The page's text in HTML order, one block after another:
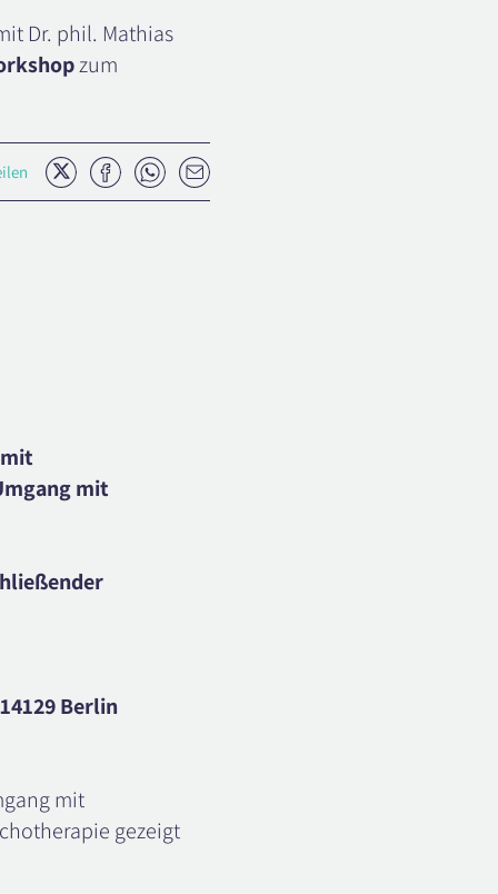
Dr. phil. Mathias
zum
TwitterFacebookWhatsapp
E-
Mail
mit
Berlin
mit
gezeigt